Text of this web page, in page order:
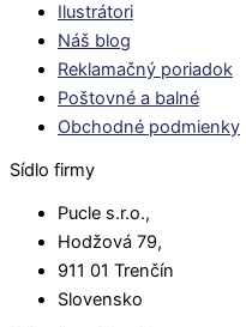
Ilustrátori
Náš blog
Reklamačný poriadok
Poštovné a balné
Obchodné podmienky
Sídlo firmy
Pucle s.r.o.,
Hodžová 79,
911 01 Trenčín
Slovensko